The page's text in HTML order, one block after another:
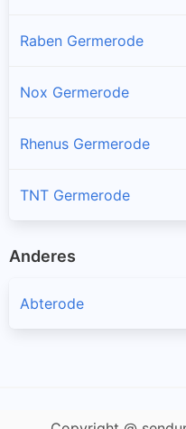
Raben Germerode
Nox Germerode
Rhenus Germerode
TNT Germerode
Anderes
Abterode